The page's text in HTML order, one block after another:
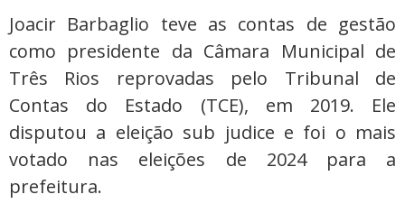
Joacir Barbaglio teve as contas de gestão
como presidente da Câmara Municipal de
Três Rios reprovadas pelo Tribunal de
Contas do Estado (TCE), em 2019. Ele
disputou a eleição sub judice e foi o mais
votado nas eleições de 2024 para a
prefeitura.